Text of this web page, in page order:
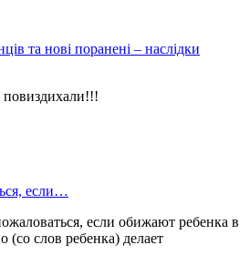
та нові поранені – наслідки
если…
если обижают ребенка в
(со слов ребенка) делает